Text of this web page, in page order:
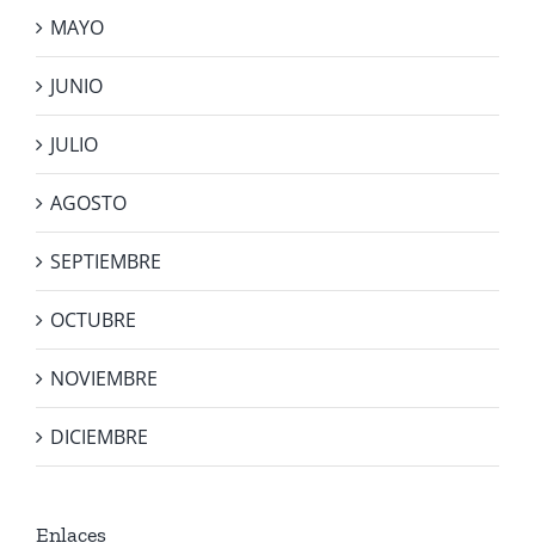
MAYO
JUNIO
JULIO
AGOSTO
SEPTIEMBRE
OCTUBRE
NOVIEMBRE
DICIEMBRE
Enlaces